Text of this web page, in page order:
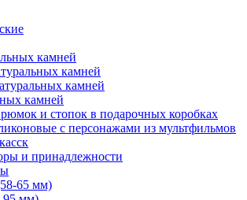
камней
камней
камней
камней
и стопок в подарочных коробках
с персонажами из мультфильмов
и принадлежности
65 мм)